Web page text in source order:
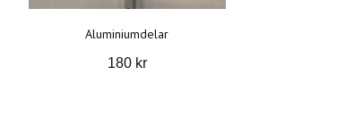
Aluminiumdelar
180 kr